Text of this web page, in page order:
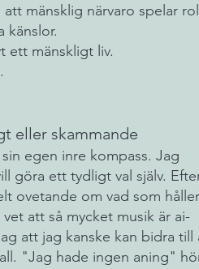
mänsklig närvaro spelar
känslor.
ett mänskligt liv.
eller skammande
egen inre kompass. Jag
göra ett tydligt val själv.
ovetande om vad som
att så mycket musik är ai-
att jag kanske kan bidra till
"Jag hade ingen aning"